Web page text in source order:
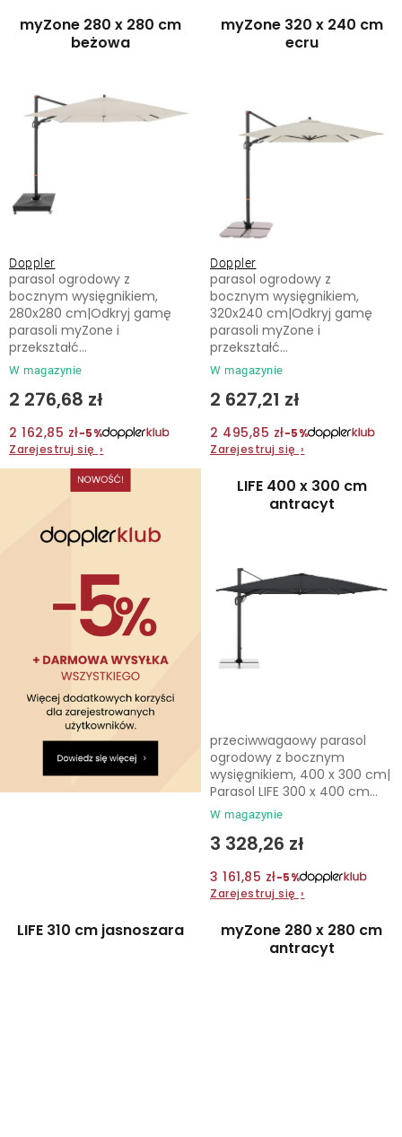
Parasole
Markowane marki
Korzyści klubu
Kontakt
a
t
ó
d
u
k
t
ó
w
myZone 280 x 280 cm
beżowa
Doppler
W magazynie
2 276,68 zł
2 162,85 zł−5%
Zarejestruj się ›
parasol ogrodowy z
bocznym wysięgnikiem,
280x280 cm|Odkryj gamę
parasoli myZone i
przekształć...
myZone 320 x 240 cm
ecru
Doppler
W magazynie
2 627,21 zł
2 495,85 zł−5%
Zarejestruj się ›
parasol ogrodowy z
bocznym wysięgnikiem,
320x240 cm|Odkryj gamę
parasoli myZone i
przekształć...
LIFE 400 x 300 cm
antracyt
W magazynie
3 328,26 zł
3 161,85 zł−5%
Zarejestruj się ›
przeciwwagaowy parasol
ogrodowy z bocznym
wysięgnikiem, 400 x 300 cm|
Parasol LIFE 300 x 400 cm...
LIFE 310 cm jasnoszara
myZone 280 x 280 cm
antracyt